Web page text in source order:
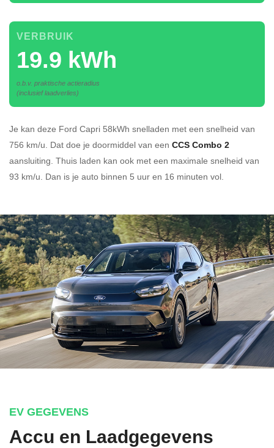
19.9 kWh
VERBRUIK
o.b.v. praktische actieradius
(inclusief laadverlies)
Je kan deze Ford Capri 58kWh snelladen met een snelheid van
756 km/u. Dat doe je doormiddel van een CCS Combo 2
aansluiting. Thuis laden kan ook met een maximale snelheid van
93 km/u. Dan is je auto binnen 5 uur en 16 minuten vol.
EV GEGEVENS
Accu en Laadgegevens